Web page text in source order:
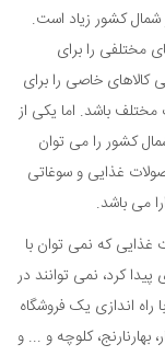
کشور زیاد است.
مختلفی را برای
خاصی را برای
باشد. اما یکی از
کشور را می توان
غذایی و سوغاتی
می باشد.
که نمی توان با
کرد، نمی توانند در
راه اندازی یک فروشگاه
بهارنارنج، کلوچه و ... و